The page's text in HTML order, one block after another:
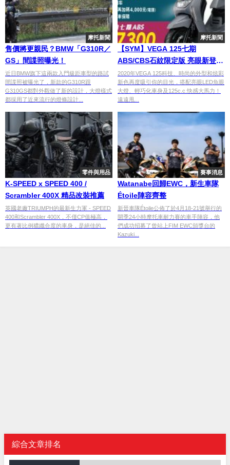
摩托新聞
售價將更親民？BMW「G310R／
GS」間諜照曝光！
近日BMW旗下這兩款入門級距車型的路試
間諜照被曝光了，新款的G310R跟
G310GS都對外觀做了新的設計，大燈樣式
都採用了近來流行的燈條設計...
摩托新聞
【SYM】VEGA 125七期
ABS/CBS石紋限定版 亮眼新登
場！
2020年VEGA 125科技、時尚的外型和炫彩
新色再度吸引你的目光，搭配亮眼LED魚眼
大燈、輕巧化車身及125c.c.快感大馬力！
遠遠甩...
零件與用品
K-SPEED x SPEED 400 /
Scrambler 400X 精品改裝推薦
英國老廠TRIUMPH的最新生力軍 - SPEED
400和Scrambler 400X，不僅CP值極高，
更有著比例穠纖合度的車身，是絕佳的...
賽事消息
Watanabe回歸EWC，新生車隊
Étoile陣容齊整
新晉車隊Étoile公佈了於4月18-21號舉行的
開季24小時摩托車耐力賽的車手陣容，他
們成功招募了曾站上FIM EWC頒獎台的
Kazuki...
綜合文章排名